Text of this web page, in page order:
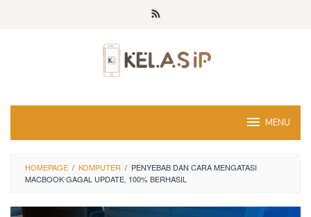
MENU
HOMEPAGE / KOMPUTER / PENYEBAB DAN CARA MENGATASI
MACBOOK GAGAL UPDATE, 100% BERHASIL